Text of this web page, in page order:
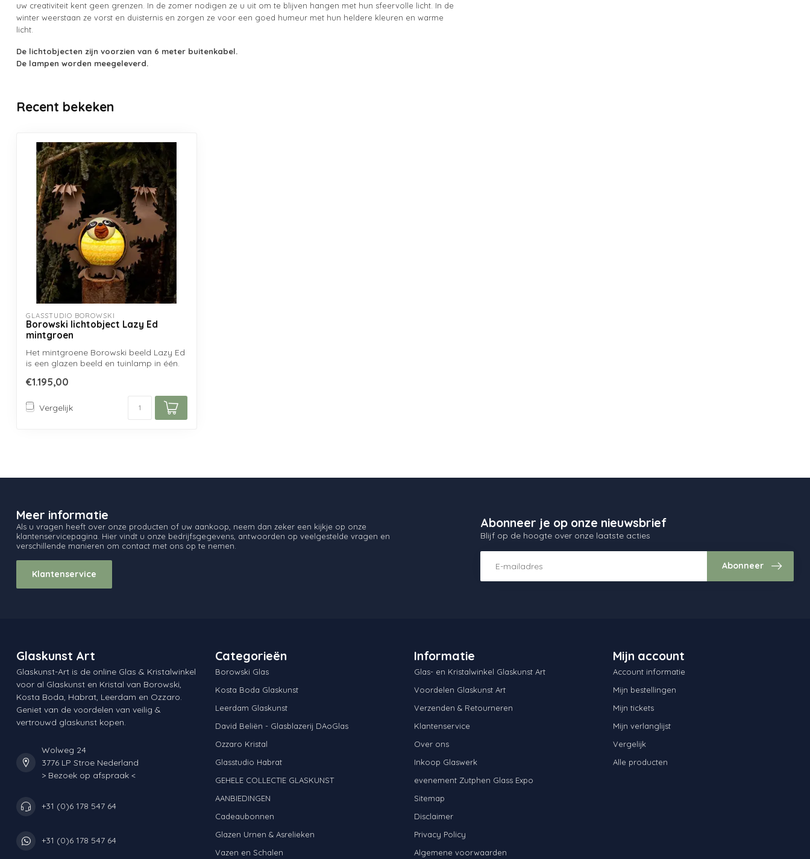
uw creativiteit kent geen grenzen. In de zomer nodigen ze u uit om te blijven hangen met hun sfeervolle licht. In de
winter weerstaan ze vorst en duisternis en zorgen ze voor een goed humeur met hun heldere kleuren en warme
licht.
De lichtobjecten zijn voorzien van 6 meter buitenkabel.
De lampen worden meegeleverd.
Recent bekeken
GLASSTUDIO BOROWSKI
Borowski lichtobject Lazy Ed
mintgroen
Het mintgroene Borowski beeld Lazy Ed
is een glazen beeld en tuinlamp in één.
€1.195,00
Vergelijk
Meer informatie
Als u vragen heeft over onze producten of uw aankoop, neem dan zeker een kijkje op onze
klantenservicepagina. Hier vindt u onze bedrijfsgegevens, antwoorden op veelgestelde vragen en
verschillende manieren om contact met ons op te nemen.
Klantenservice
Abonneer je op onze nieuwsbrief
Blijf op de hoogte over onze laatste acties
Abonneer
Glaskunst Art
Glaskunst-Art is de online Glas & Kristalwinkel
voor al Glaskunst en Kristal van Borowski,
Kosta Boda, Habrat, Leerdam en Ozzaro.
Geniet van de voordelen van veilig &
vertrouwd glaskunst kopen.
Wolweg 24
3776 LP Stroe Nederland
> Bezoek op afspraak <
+31 (0)6 178 547 64
+31 (0)6 178 547 64
Categorieën
Borowski Glas
Kosta Boda Glaskunst
Leerdam Glaskunst
David Beliën - Glasblazerij DAoGlas
Ozzaro Kristal
Glasstudio Habrat
GEHELE COLLECTIE GLASKUNST
AANBIEDINGEN
Cadeaubonnen
Glazen Urnen & Asrelieken
Vazen en Schalen
Informatie
Glas- en Kristalwinkel Glaskunst Art
Voordelen Glaskunst Art
Verzenden & Retourneren
Klantenservice
Over ons
Inkoop Glaswerk
evenement Zutphen Glass Expo
Sitemap
Disclaimer
Privacy Policy
Algemene voorwaarden
Mijn account
Account informatie
Mijn bestellingen
Mijn tickets
Mijn verlanglijst
Vergelijk
Alle producten